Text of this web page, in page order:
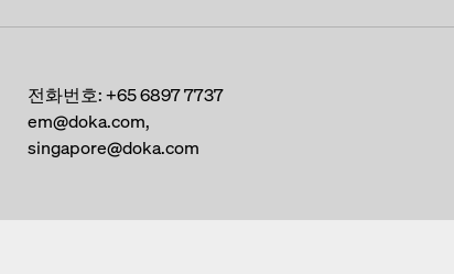
전화번호:+65 6897 7737
em@doka.com,
singapore@doka.com